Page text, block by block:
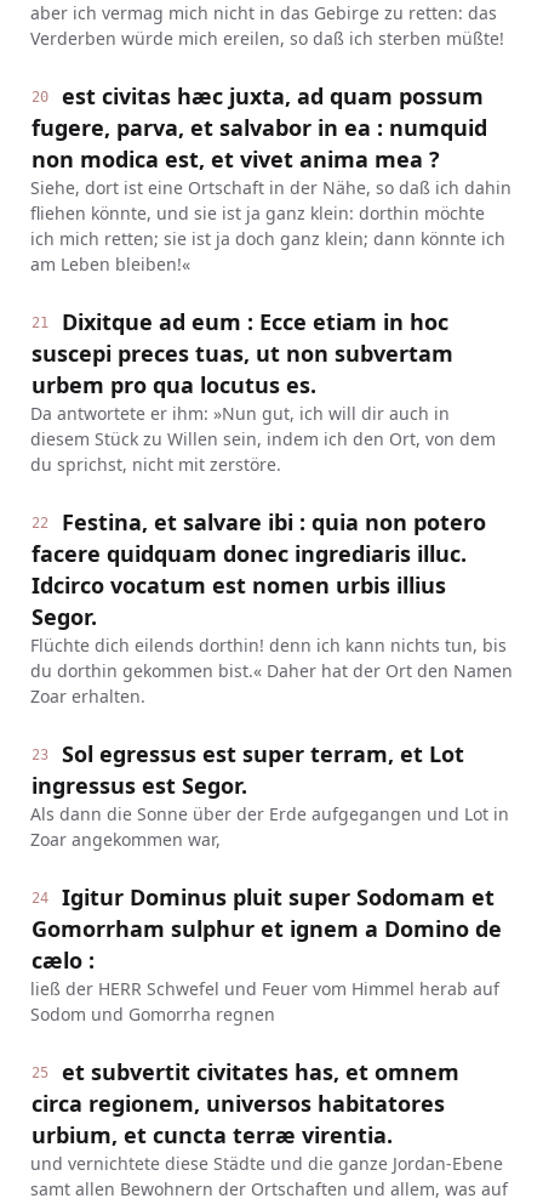
aber ich vermag mich nicht in das Gebirge zu retten: das
Verderben würde mich ereilen, so daß ich sterben müßte!
20
est civitas hæc juxta, ad quam possum
fugere, parva, et salvabor in ea : numquid
non modica est, et vivet anima mea ?
Siehe, dort ist eine Ortschaft in der Nähe, so daß ich dahin
fliehen könnte, und sie ist ja ganz klein: dorthin möchte
ich mich retten; sie ist ja doch ganz klein; dann könnte ich
am Leben bleiben!«
21
Dixitque ad eum : Ecce etiam in hoc
suscepi preces tuas, ut non subvertam
urbem pro qua locutus es.
Da antwortete er ihm: »Nun gut, ich will dir auch in
diesem Stück zu Willen sein, indem ich den Ort, von dem
du sprichst, nicht mit zerstöre.
22
Festina, et salvare ibi : quia non potero
facere quidquam donec ingrediaris illuc.
Idcirco vocatum est nomen urbis illius
Segor.
Flüchte dich eilends dorthin! denn ich kann nichts tun, bis
du dorthin gekommen bist.« Daher hat der Ort den Namen
Zoar erhalten.
23
Sol egressus est super terram, et Lot
ingressus est Segor.
Als dann die Sonne über der Erde aufgegangen und Lot in
Zoar angekommen war,
24
Igitur Dominus pluit super Sodomam et
Gomorrham sulphur et ignem a Domino de
cælo :
ließ der HERR Schwefel und Feuer vom Himmel herab auf
Sodom und Gomorrha regnen
25
et subvertit civitates has, et omnem
circa regionem, universos habitatores
urbium, et cuncta terræ virentia.
und vernichtete diese Städte und die ganze Jordan-Ebene
samt allen Bewohnern der Ortschaften und allem, was auf